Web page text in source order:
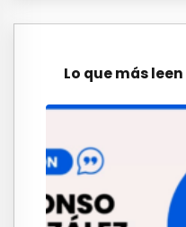
Lo que más leen